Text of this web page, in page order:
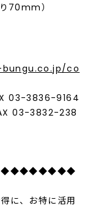
70mm）
co
03-3836-9164
03-3832-238
に、お特に活用